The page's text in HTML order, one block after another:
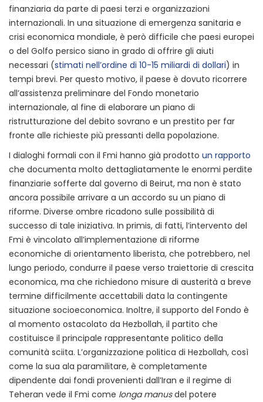
finanziaria da parte di paesi terzi e organizzazioni
internazionali. In una situazione di emergenza sanitaria e
crisi economica mondiale, è però difficile che paesi europei
o del Golfo persico siano in grado di offrire gli aiuti
necessari (stimati nell’ordine di 10-15 miliardi di dollari) in
tempi brevi. Per questo motivo, il paese è dovuto ricorrere
all’assistenza preliminare del Fondo monetario
internazionale, al fine di elaborare un piano di
ristrutturazione del debito sovrano e un prestito per far
fronte alle richieste più pressanti della popolazione.
I dialoghi formali con il Fmi hanno già prodotto un rapporto
che documenta molto dettagliatamente le enormi perdite
finanziarie sofferte dal governo di Beirut, ma non è stato
ancora possibile arrivare a un accordo su un piano di
riforme. Diverse ombre ricadono sulle possibilità di
successo di tale iniziativa. In primis, di fatti, l’intervento del
Fmi è vincolato all’implementazione di riforme
economiche di orientamento liberista, che potrebbero, nel
lungo periodo, condurre il paese verso traiettorie di crescita
economica, ma che richiedono misure di austerità a breve
termine difficilmente accettabili data la contingente
situazione socioeconomica. Inoltre, il supporto del Fondo è
al momento ostacolato da Hezbollah, il partito che
costituisce il principale rappresentante politico della
comunità sciita. L’organizzazione politica di Hezbollah, così
come la sua ala paramilitare, è completamente
dipendente dai fondi provenienti dall’Iran e il regime di
Teheran vede il Fmi come longa manusdel potere